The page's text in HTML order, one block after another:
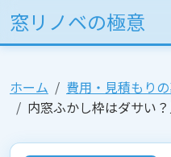
窓リノベの極意
ホーム
費用・見積もり
内窓ふかし枠はダサい